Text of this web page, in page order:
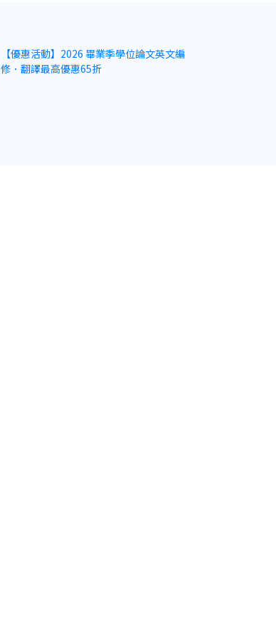
【優惠活動】2026 畢業季學位論文英文編
修．翻譯最高優惠65折